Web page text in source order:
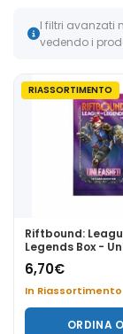
I filtri avanzati
vedendo i
RIASSORTIMENTO
Riftbound:
Legends Box -
Bustina Singola
6,70€
In Riassortimento
ORDINA